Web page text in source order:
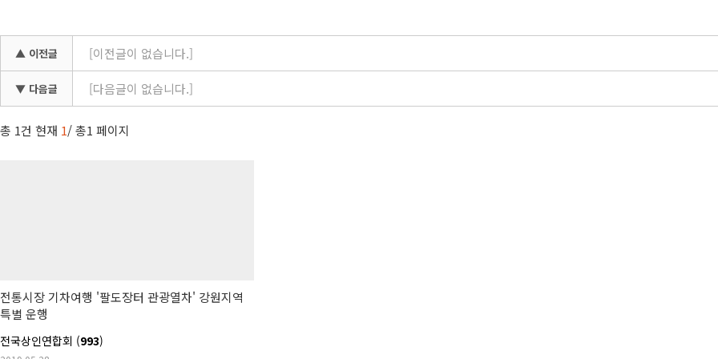
▲ 이전글 [이전글이 없습니다.]
▼ 다음글 [다음글이 없습니다.]
총 1건 현재 1/ 총1 페이지
전통시장 기차여행 '팔도장터 관광열차' 강원지역
특별 운행
전국상인연합회 (993)